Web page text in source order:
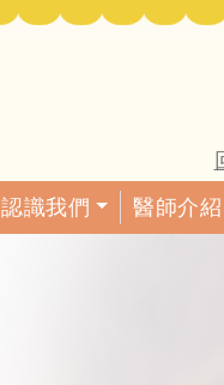
認識我們 醫師介紹